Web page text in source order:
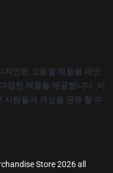
자인된 고품질 제품을 제안
양한 제품을 제공합니다. 이
사람들과 개성을 공유 할 수
Store 2026 all